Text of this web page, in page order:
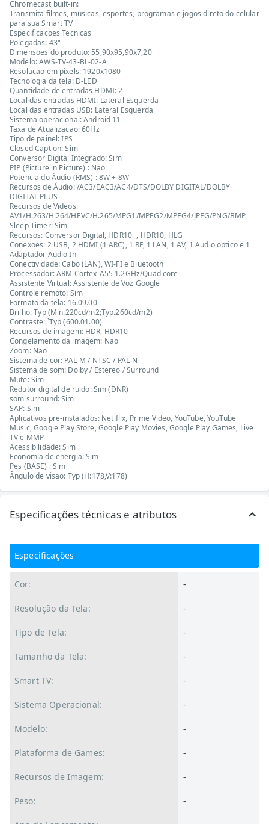
Chromecast built-in:
Transmita filmes, musicas, esportes, programas e jogos direto do celular
para sua Smart TV
Especificacoes Tecnicas
Polegadas: 43"
Dimensoes do produto: 55,90x95,90x7,20
Modelo: AWS-TV-43-BL-02-A
Resolucao em pixels: 1920x1080
Tecnologia da tela: D-LED
Quantidade de entradas HDMI: 2
Local das entradas HDMI: Lateral Esquerda
Local das entradas USB: Lateral Esquerda
Sistema operacional: Android 11
Taxa de Atualizacao: 60Hz
Tipo de painel: IPS
Closed Caption: Sim
Conversor Digital Integrado: Sim
PIP (Picture in Picture) : Nao
Potencia do Áudio (RMS) : 8W + 8W
Recursos de Áudio: /AC3/EAC3/AC4/DTS/DOLBY DIGITAL/DOLBY
DIGITAL PLUS
Recursos de Videos:
AV1/H.263/H.264/HEVC/H.265/MPG1/MPEG2/MPEG4/JPEG/PNG/BMP
Sleep Timer: Sim
Recursos: Conversor Digital, HDR10+, HDR10, HLG
Conexoes: 2 USB, 2 HDMI (1 ARC), 1 RF, 1 LAN, 1 AV, 1 Audio optico e 1
Adaptador Audio In
Conectividade: Cabo (LAN), WI-FI e Bluetooth
Processador: ARM Cortex-A55 1.2GHz/Quad core
Assistente Virtual: Assistente de Voz Google
Controle remoto: Sim
Formato da tela: 16.09.00
Brilho: Typ (Min.220cd/m2;Typ.260cd/m2)
Contraste: `Typ (600.01.00)
Recursos de imagem: HDR, HDR10
Congelamento da imagem: Nao
Zoom: Nao
Sistema de cor: PAL-M / NTSC / PAL-N
Sistema de som: Dolby / Estereo / Surround
Mute: Sim
Redutor digital de ruido: Sim (DNR)
som surround: Sim
SAP: Sim
Aplicativos pre-instalados: Netiflix, Prime Video, YouTube, YouTube
Music, Google Play Store, Google Play Movies, Google Play Games, Live
TV e MMP
Acessibilidade: Sim
Economia de energia: Sim
Pes (BASE) : Sim
Ângulo de visao: Typ (H:178,V:178)
Especificações técnicas e atributos
Especificações
Cor: -
Resolução da Tela: -
Tipo de Tela: -
Tamanho da Tela: -
Smart TV: -
Sistema Operacional: -
Modelo: -
Plataforma de Games: -
Recursos de Imagem: -
Peso: -